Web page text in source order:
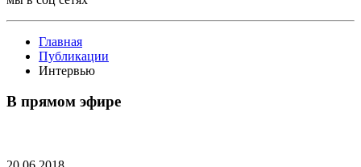
Главная
Публикации
Интервью
В прямом эфире